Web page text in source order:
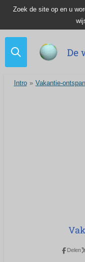
hoofdinhoud
Zoek de site op en u
Intro » Vakantie-
Delen